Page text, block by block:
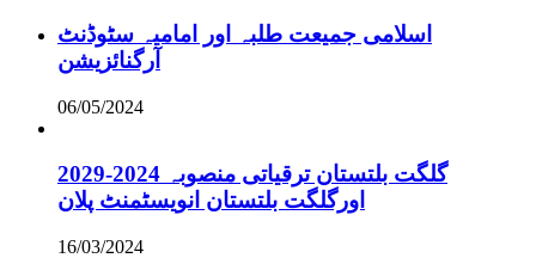
اسلامی جمیعت طلبہ اور امامیہ سٹوڈنٹ
آرگنائزیشن
06/05/2024
گلگت بلتستان ترقیاتی منصوبہ 2024-2029
اورگلگت بلتستان انویسٹمنٹ پلان
16/03/2024